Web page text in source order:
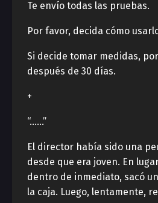
Te envío todas las pruebas.
Por favor, decida cómo
Si decide tomar medidas,
después de 30 días.
+
“……”
El director había sido una
desde que era joven. En
dentro de inmediato, sacó
la caja. Luego, lentamente,